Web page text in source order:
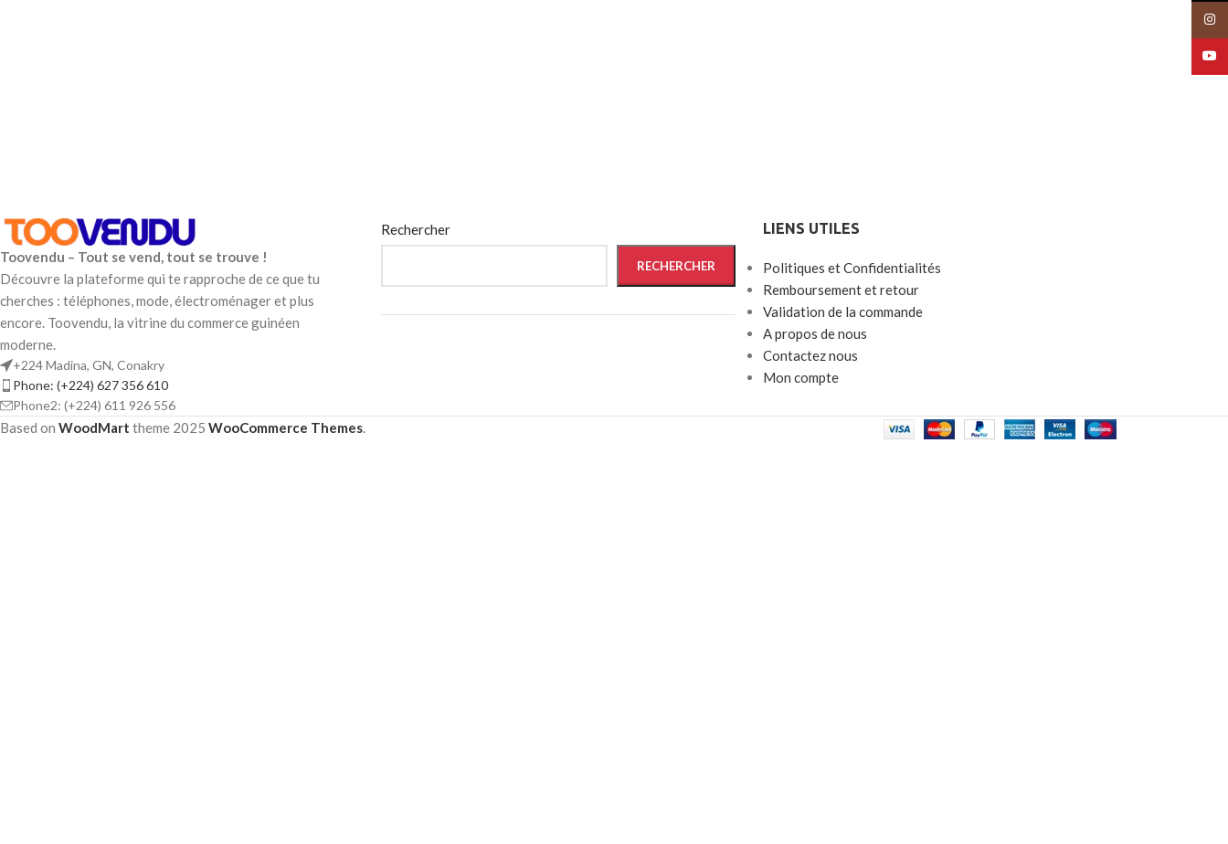
Toovendu – Tout se vend, tout se trouve !
Découvre la plateforme qui te rapproche de ce que tu
cherches : téléphones, mode, électroménager et plus
encore. Toovendu, la vitrine du commerce guinéen
moderne.
+224 Madina, GN, Conakry
Phone: (+224) 627 356 610
Phone2: (+224) 611 926 556
Rechercher
RECHERCHER
LIENS UTILES
Politiques et Confidentialités
Remboursement et retour
Validation de la commande
A propos de nous
Contactez nous
Mon compte
Based on WoodMart theme 2025 WooCommerce Themes